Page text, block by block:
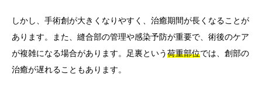
しかし、手術創が大きくなりやすく、治癒期間が長くなることが
あります。また、縫合部の管理や感染予防が重要で、術後のケア
が複雑になる場合があります。足裏という荷重部位では、創部の
治癒が遅れることもあります。